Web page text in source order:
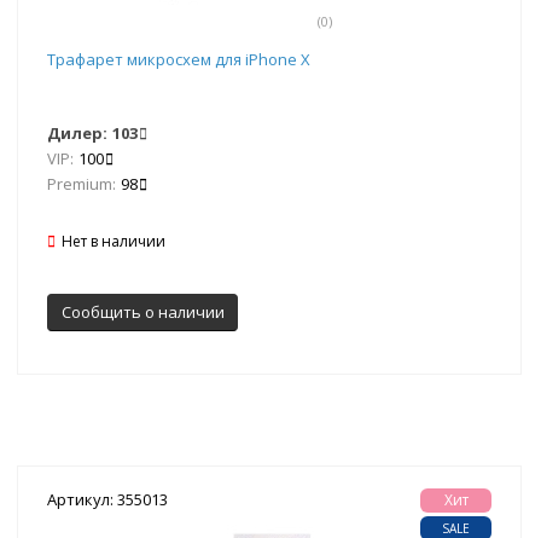
(0)
Трафарет микросхем для iPhone X
Дилер: 103
VIP: 100
Premium: 98
Нет в наличии
Сообщить о наличии
Артикул: 355013 Хит
SALE